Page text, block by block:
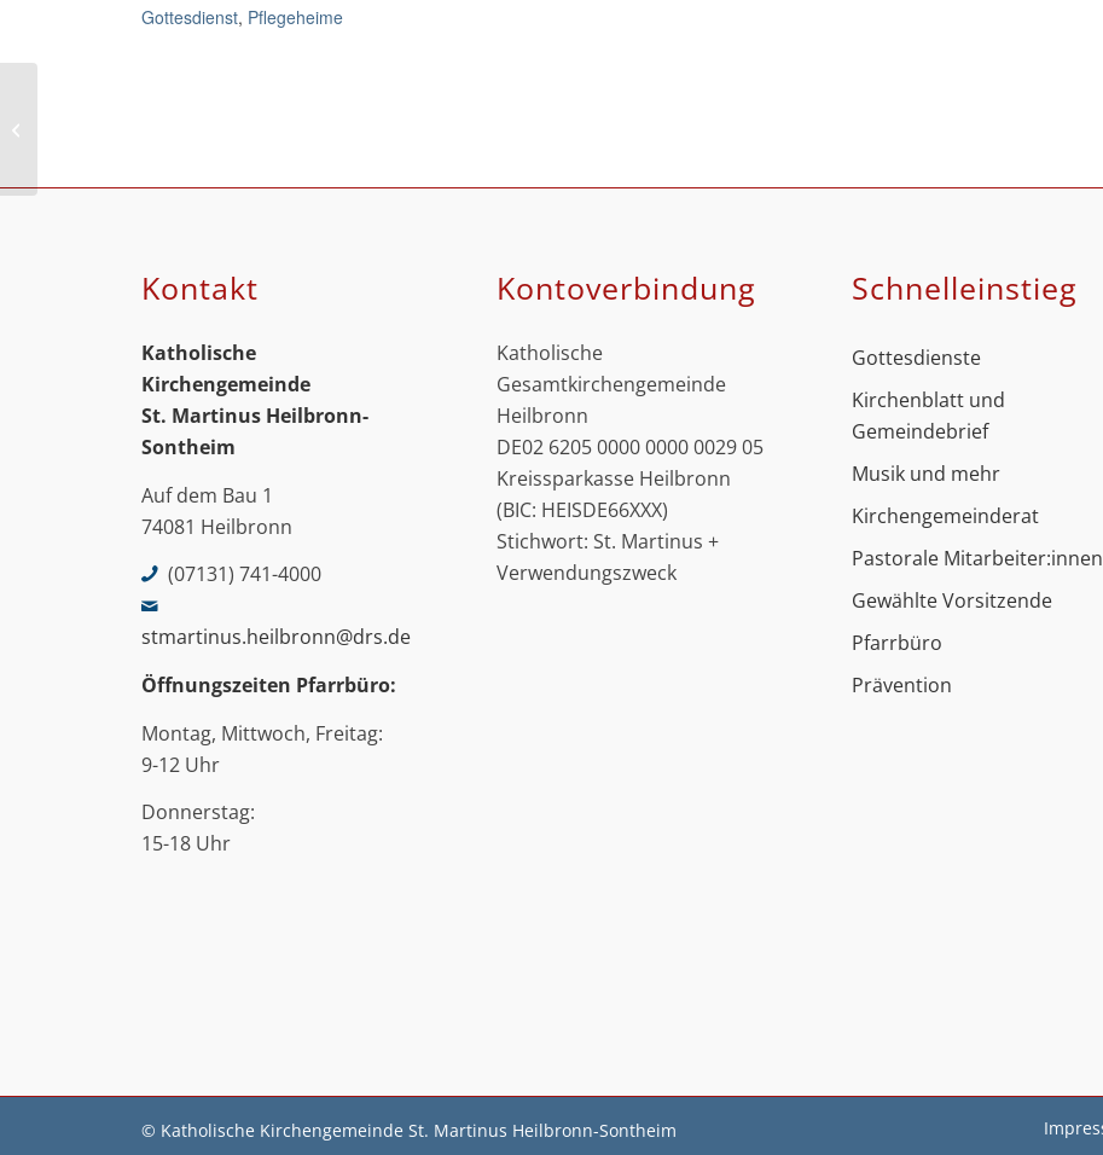
Gottesdienst, Pflegeheime
Kontakt
Katholische
Kirchengemeinde
St. Martinus Heilbronn-
Sontheim
Auf dem Bau 1
74081 Heilbronn
(07131) 741-4000
stmartinus.heilbronn@drs.de
Öffnungszeiten Pfarrbüro:
Montag, Mittwoch, Freitag:
9-12 Uhr
Donnerstag:
15-18 Uhr
Kontoverbindung
Katholische
Gesamtkirchengemeinde
Heilbronn
DE02 6205 0000 0000 0029 05
Kreissparkasse Heilbronn
(BIC: HEISDE66XXX)
Stichwort: St. Martinus +
Verwendungszweck
Schnell­einstieg
Gottesdienste
Kirchenblatt und
Gemeindebrief
Musik und mehr
Kirchengemeinderat
Pastorale Mitarbeiter:innen
Gewählte Vorsitzende
Pfarrbüro
Prävention
© Katholische Kirchengemeinde St. Martinus Heilbronn-Sontheim